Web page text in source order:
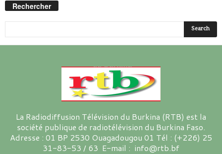
Rechercher
La Radiodiffusion Télévision du Burkina (RTB) est la
société publique de radiotélévision du Burkina Faso.
Adresse : 01 BP 2530 Ouagadougou 01 Tél : (+226) 25
31-83-53 / 63 E-mail : info@rtb.bf